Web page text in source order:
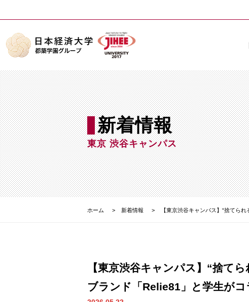
新着情報
東京 渋谷キャンパス
ホーム 新着情報 【東京渋谷キャンパス】“捨てら
【東京渋谷キャンパス】“捨て
ブランド「Relie81」と学生がコ